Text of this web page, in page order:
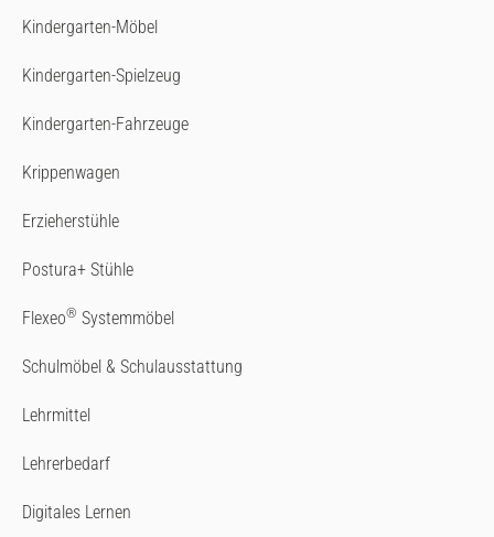
Kindergarten-Möbel
Kindergarten-Spielzeug
Kindergarten-Fahrzeuge
Krippenwagen
Erzieherstühle
Postura+ Stühle
Flexeo® Systemmöbel
Schulmöbel & Schulausstattung
Lehrmittel
Lehrerbedarf
Digitales Lernen